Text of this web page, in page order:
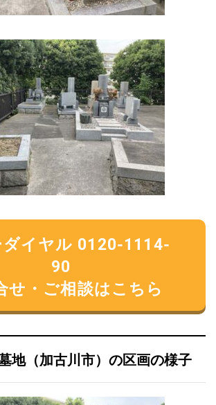
ダイヤル 0120-1114-
90
せ・ご相談はこちら
地（加古川市）の区画の様子